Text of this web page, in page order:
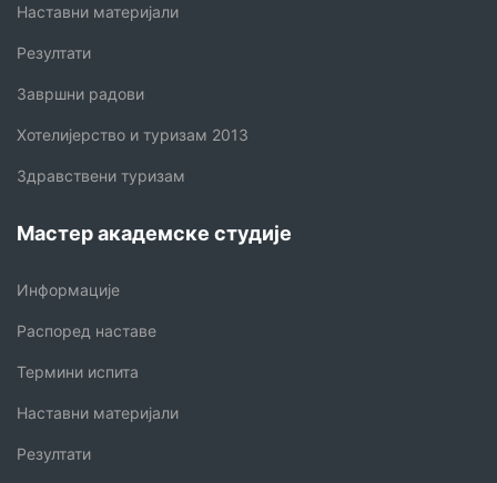
Наставни материјали
Резултати
Завршни радови
Хотелијерство и туризам 2013
Здравствени туризам
Мастер академске студије
Информације
Распоред наставе
Термини испита
Наставни материјали
Резултати